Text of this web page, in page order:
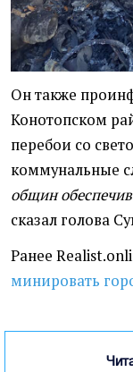
Он также
Конотопском
перебои со
коммунальные
общин
сказал голова
Ранее
минировать